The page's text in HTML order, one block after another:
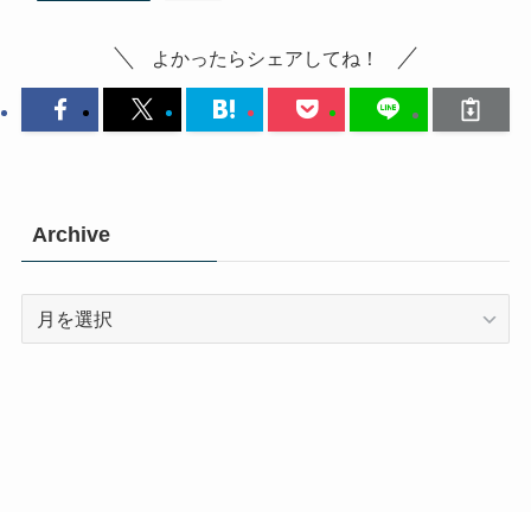
よかったらシェアしてね！
Archive
Archive